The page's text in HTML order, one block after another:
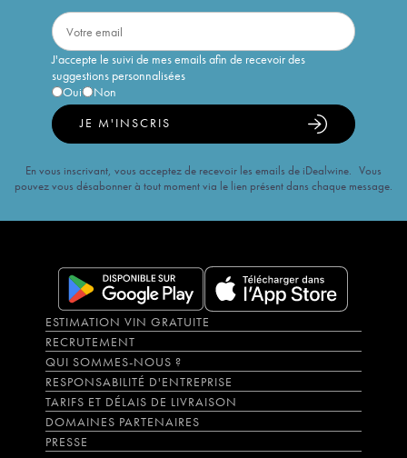
J'accepte le suivi de mes emails afin de recevoir des
suggestions personnalisées
Oui
Non
JE M'INSCRIS
En vous inscrivant, vous acceptez de recevoir les emails de iDealwine. Vous
pouvez vous désabonner à tout moment via le lien présent dans chaque message.
ESTIMATION VIN GRATUITE
RECRUTEMENT
QUI SOMMES-NOUS ?
RESPONSABILITÉ D'ENTREPRISE
TARIFS ET DÉLAIS DE LIVRAISON
DOMAINES PARTENAIRES
PRESSE